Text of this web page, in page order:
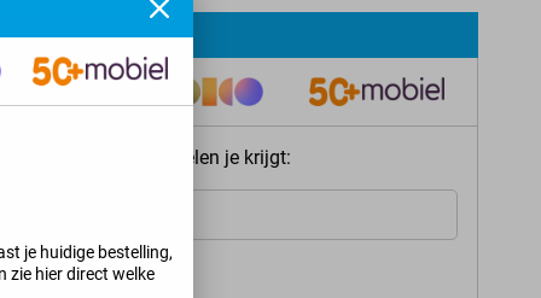
meteen welke voordelen je krijgt:
jij kunt krijgen>
je huidige bestelling,
zie hier direct welke